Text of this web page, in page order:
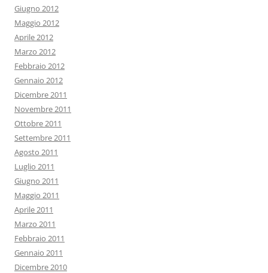
Giugno 2012
Maggio 2012
Aprile 2012
Marzo 2012
Febbraio 2012
Gennaio 2012
Dicembre 2011
Novembre 2011
Ottobre 2011
Settembre 2011
Agosto 2011
Luglio 2011
Giugno 2011
Maggio 2011
Aprile 2011
Marzo 2011
Febbraio 2011
Gennaio 2011
Dicembre 2010